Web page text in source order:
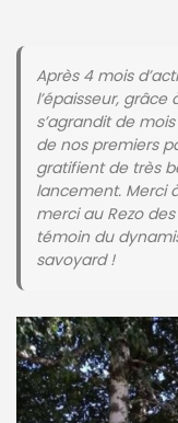
Après 4 mois
l’épaisseur,
s’agrandit de
de nos premiers
gratifient de très
lancement. Merci
merci au Rezo
témoin du
savoyard !